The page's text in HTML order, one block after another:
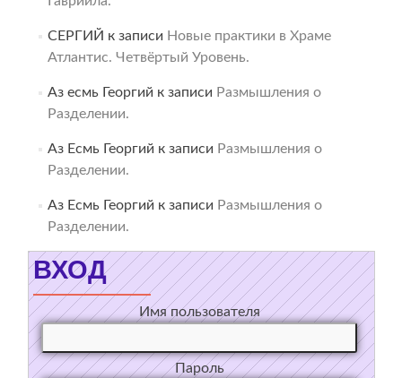
СЕРГИЙ к записи Новые практики в Храме
Атлантис. Четвёртый Уровень.
Аз есмь Георгий к записи Размышления о
Разделении.
Аз Есмь Георгий к записи Размышления о
Разделении.
Аз Есмь Георгий к записи Размышления о
Разделении.
ВХОД
Имя пользователя
Пароль